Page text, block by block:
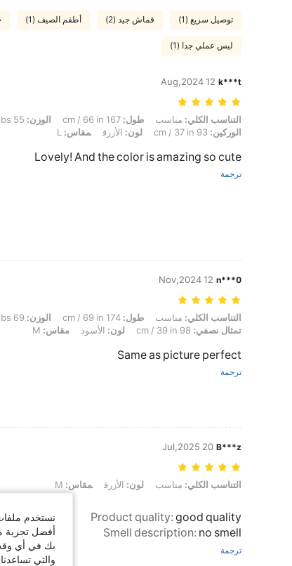
توصيل سريع (1) قماش جيد (2) أطقم الصيف (1)
ليس عملي جدا (1)
k***t
12 Aug,2024
التناسب الكلي: مناسب, طول: 167 cm / 66 in, الوزن: 55 kg / 121 lbs, تمثال نصفي: 92 cm / 36 in, الخصر: 73 cm / 29 in, الوركين: 93 cm / 37 in, لون: الأزرق, مقاس: L
التناسب الكلي: مناسب طول: الوزن:
الوركين:
لون: الأزرق مقاس:
Lovely! And the color is amazing so cute
ترجمة
n***0
12 Nov,2024
التناسب الكلي: مناسب, طول: 174 cm / 69 in, الوزن: 69 kg / 152 lbs, الخصر: 78 cm / 31 in, الوركين: 97 cm / 38 in, تمثال نصفي: 98 cm / 39 in, لون: الأسود, مقاس: M
التناسب الكلي: مناسب طول: الوزن:
تمثال نصفي:
لون: الأسود مقاس:
Same as picture perfect
ترجمة
B***z
20 Jul,2025
التناسب الكلي: مناسب, لون: الأزرق, مقاس: M
التناسب الكلي: مناسب لون: الأزرق مقاس:
Product quality: good quality
Smell description: no smell
ترجمة
نستخدم ملفات
أفضل تجربة
بك في أي وقت
والتي